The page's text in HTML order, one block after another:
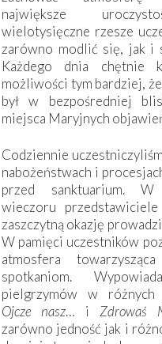
największe
wielotysięczne rzesze
zarówno modlić się, jak i
Każdego dnia chętnie
możliwości tym bardziej,
był w bezpośredniej
miejsca Maryjnych
Codziennie
nabożeństwach i
przed sanktuarium.
wieczoru
zaszczytną okazję
W pamięci uczestników
atmosfera
spotkaniom.
pielgrzymów w różnych
Ojcze nasz… i Zdrowaś
zarówno jedność jak i